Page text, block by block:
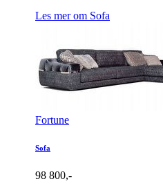
Les mer om Sofa
Fortune
Sofa
98 800,-